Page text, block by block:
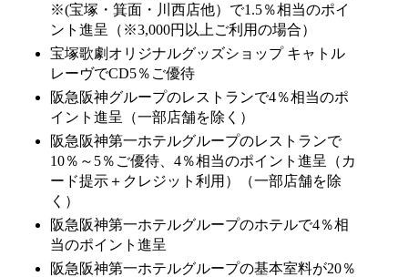
※(宝塚・箕面・川西店他）で1.5％相当のポイ
ント進呈（※3,000円以上ご利用の場合）
宝塚歌劇オリジナルグッズショップ キャトル
レーヴでCD5％ご優待
阪急阪神グループのレストランで4％相当のポ
イント進呈（一部店舗を除く）
阪急阪神第一ホテルグループのレストランで
10％～5％ご優待、4％相当のポイント進呈（カ
ード提示＋クレジット利用）（一部店舗を除
く）
阪急阪神第一ホテルグループのホテルで4％相
当のポイント進呈
阪急阪神第一ホテルグループの基本室料が20％